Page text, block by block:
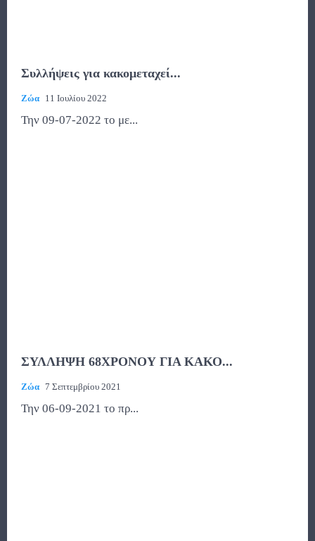
Συλλήψεις για κακομεταχεί...
Ζώα 11 Ιουλίου 2022
Την 09-07-2022 το με...
ΣΥΛΛΗΨΗ 68ΧΡΟΝΟΥ ΓΙΑ ΚΑΚΟ...
Ζώα 7 Σεπτεμβρίου 2021
Την 06-09-2021 το πρ...